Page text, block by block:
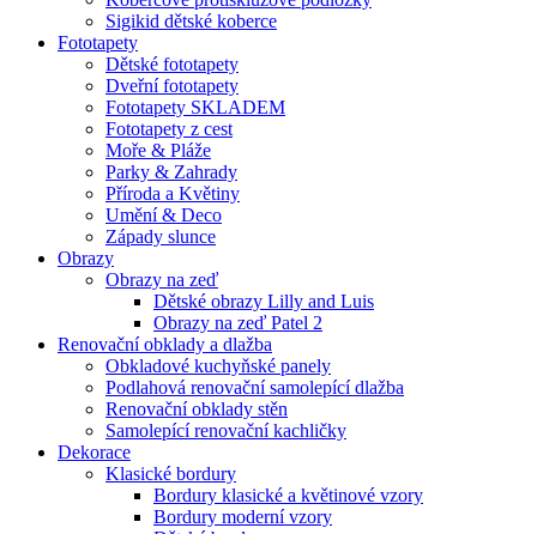
Sigikid dětské koberce
Fototapety
Dětské fototapety
Dveřní fototapety
Fototapety SKLADEM
Fototapety z cest
Moře & Pláže
Parky & Zahrady
Příroda a Květiny
Umění & Deco
Západy slunce
Obrazy
Obrazy na zeď
Dětské obrazy Lilly and Luis
Obrazy na zeď Patel 2
Renovační obklady a dlažba
Obkladové kuchyňské panely
Podlahová renovační samolepící dlažba
Renovační obklady stěn
Samolepící renovační kachličky
Dekorace
Klasické bordury
Bordury klasické a květinové vzory
Bordury moderní vzory